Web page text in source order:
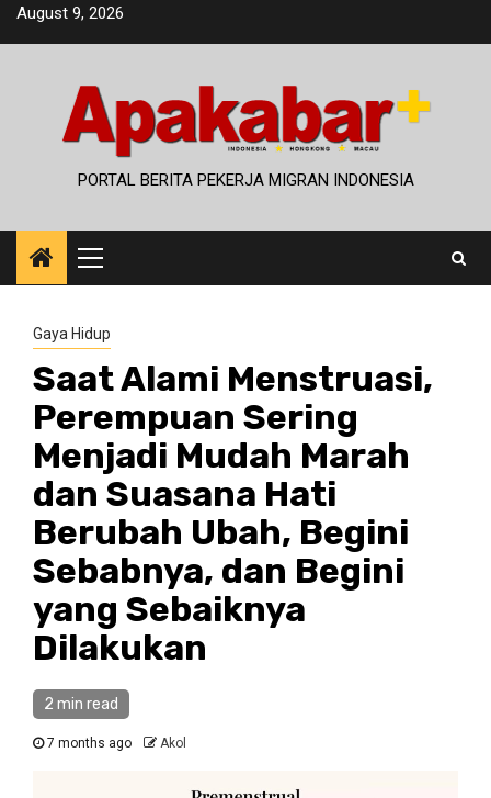
SkipAugust 9, 2026
PORTAL BERITA PEKERJA MIGRAN INDONESIA
Primary
Menu
Gaya Hidup
Saat Alami Menstruasi,
Perempuan Sering
Menjadi Mudah Marah
dan Suasana Hati
Berubah Ubah, Begini
Sebabnya, dan Begini
yang Sebaiknya
Dilakukan
2 min read
7 months ago Akol